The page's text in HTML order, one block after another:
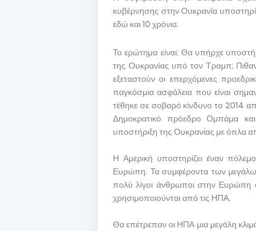
κυβέρνησης στην Ουκρανία
εδώ και 10 χρόνια.
Το ερώτημα είναι: Θα υπήρχε
της Ουκρανίας υπό τον Τραμπ;
εξεταστούν οι επερχόμενες
παγκόσμια ασφάλεια που είναι
τέθηκε σε σοβαρό κίνδυνο το 2014
Δημοκρατικό πρόεδρο Ομπάμα
υποστήριξη της Ουκρανίας με όπλα
Η Αμερική υποστηρίζει έναν
Ευρώπη. Τα συμφέροντα των
πολύ λίγοι άνθρωποι στην Ευρώπη
χρησιμοποιούνται από τις ΗΠΑ.
Θα επέτρεπαν οι ΗΠΑ μια μεγάλη